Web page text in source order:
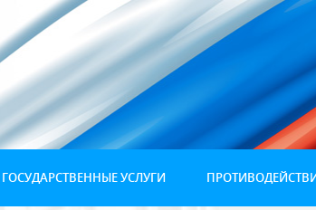
ГОСУДАРСТВЕННЫЕ УСЛУГИ